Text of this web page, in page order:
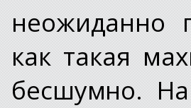
неожиданно
как такая
бесшумно.